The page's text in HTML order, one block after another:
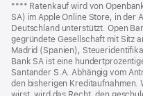
Fußnote
**** Ratenkauf wird von
SA) im Apple Online Store, in der
Deutschland unterstützt. Open
gegründete Gesellschaft mit Sitz
Madrid (Spanien),
Bank SA ist eine
Santander S.A. Abhängig vom
den bisherigen Kreditaufnahmen.